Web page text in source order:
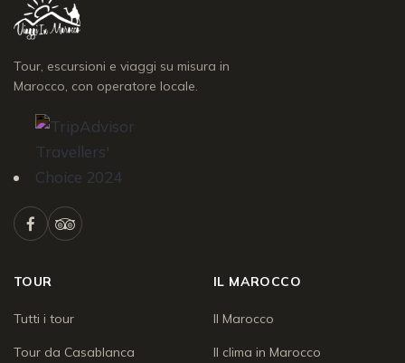
Tour, escursioni e viaggi su misura in
Marocco, con operatore locale.
TOUR
Tutti i tour
Tour da Casablanca
IL MAROCCO
Il Marocco
Il clima in Marocco